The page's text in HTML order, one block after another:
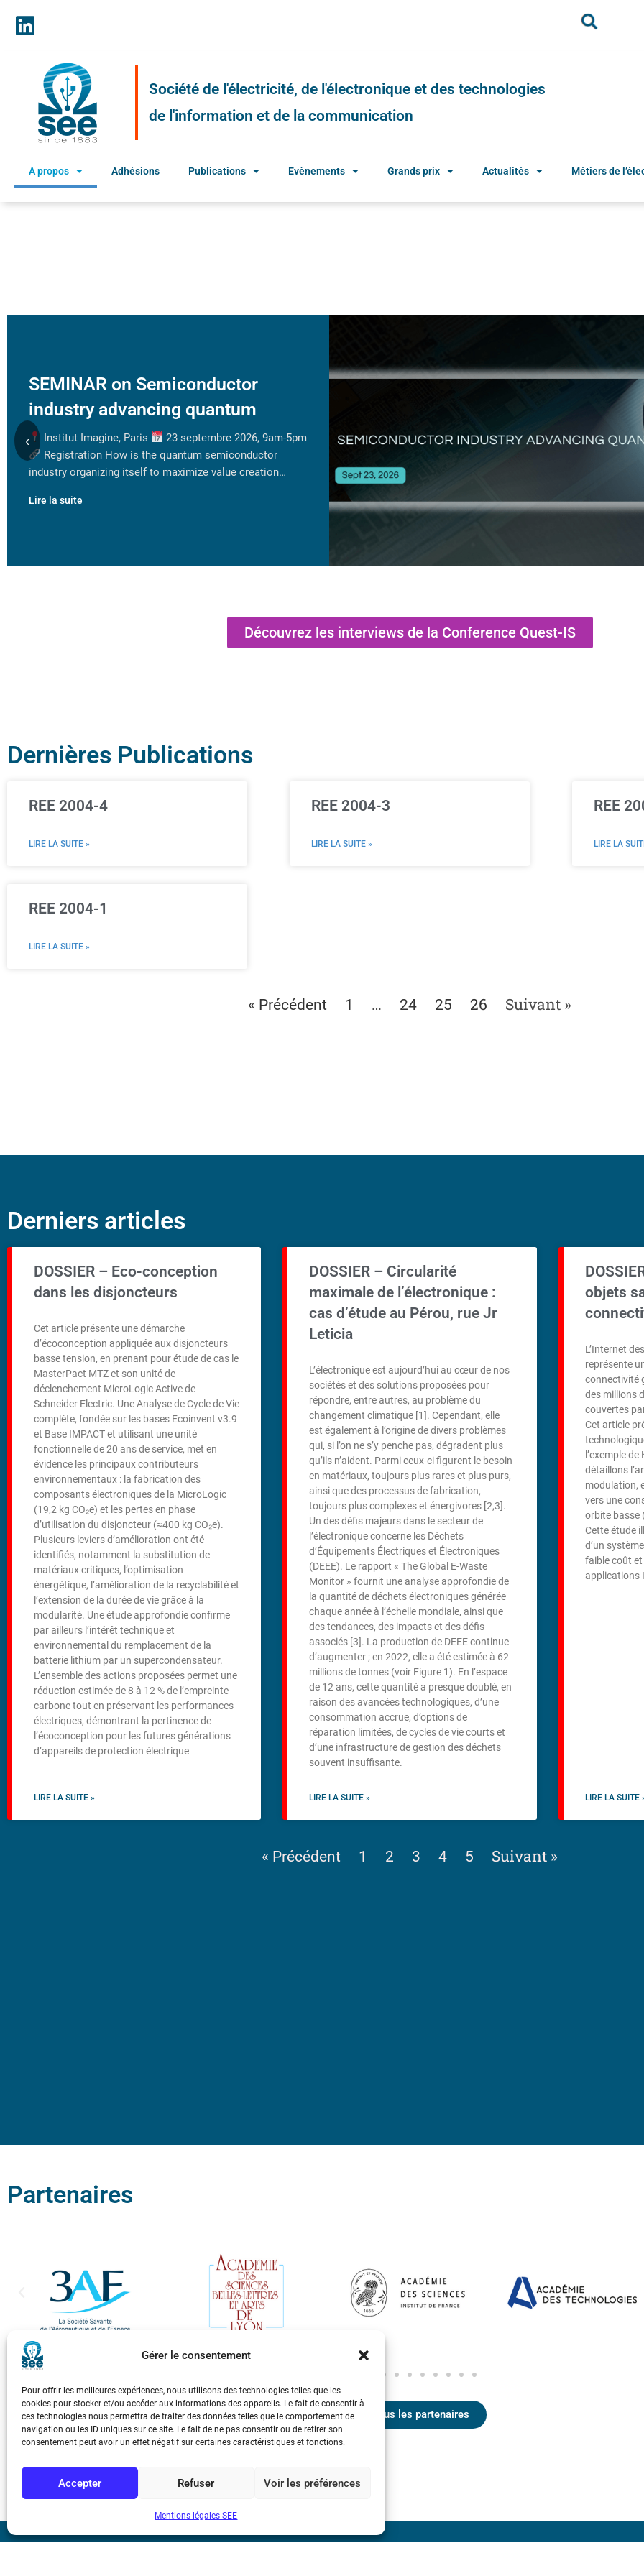
Gérer le consentement
Pour offrir les meilleures expériences, nous utilisons des technologies telles que les
cookies pour stocker et/ou accéder aux informations des appareils. Le fait de consentir à
ces technologies nous permettra de traiter des données telles que le comportement de
navigation ou les ID uniques sur ce site. Le fait de ne pas consentir ou de retirer son
consentement peut avoir un effet négatif sur certaines caractéristiques et fonctions.
Accepter Refuser Voir les préférences
Mentions légales-SEE
Société de l'électricité, de l'électronique et des technologies
de l'information et de la communication
A propos Adhésions Publications Evènements Grands prix Actualités Métiers de
SEMINAR on Semiconductor
industry advancing quantum
Institut Imagine, Paris
23 septembre 2026, 9am-5pm
Registration How is the quantum semiconductor
industry organizing itself to maximize value creation…
Lire la suite
‹
Découvrez les interviews de la Conference Quest-IS
Dernières Publications
REE 2004-4
LIRE LA SUITE »
REE 2004-3
LIRE LA SUITE »
REE
LIRE LA
REE 2004-1
LIRE LA SUITE »
« Précédent 1 … 24 25 26 Suivant »
Derniers articles
DOSSIER – Eco-conception
dans les disjoncteurs
Cet article présente une démarche
d’écoconception appliquée aux disjoncteurs
basse tension, en prenant pour étude de cas le
MasterPact MTZ et son unité de
déclenchement MicroLogic Active de
Schneider Electric. Une Analyse de Cycle de Vie
complète, fondée sur les bases Ecoinvent v3.9
et Base IMPACT et utilisant une unité
fonctionnelle de 20 ans de service, met en
évidence les principaux contributeurs
environnementaux : la fabrication des
composants électroniques de la MicroLogic
(19,2 kg CO₂e) et les pertes en phase
d’utilisation du disjoncteur (≈400 kg CO₂e).
Plusieurs leviers d’amélioration ont été
identifiés, notamment la substitution de
matériaux critiques, l’optimisation
énergétique, l’amélioration de la recyclabilité et
l’extension de la durée de vie grâce à la
modularité. Une étude approfondie confirme
par ailleurs l’intérêt technique et
environnemental du remplacement de la
batterie lithium par un supercondensateur.
L’ensemble des actions proposées permet une
réduction estimée de 8 à 12 % de l’empreinte
carbone tout en préservant les performances
électriques, démontrant la pertinence de
l’écoconception pour les futures générations
d’appareils de protection électrique
LIRE LA SUITE »
DOSSIER – Circularité
maximale de l’électronique :
cas d’étude au Pérou, rue Jr
Leticia
L’électronique est aujourd’hui au cœur de nos
sociétés et des solutions proposées pour
répondre, entre autres, au problème du
changement climatique [1]. Cependant, elle
est également à l’origine de divers problèmes
qui, si l’on ne s’y penche pas, dégradent plus
qu’ils n’aident. Parmi ceux-ci figurent le besoin
en matériaux, toujours plus rares et plus purs,
ainsi que des processus de fabrication,
toujours plus complexes et énergivores [2,3].
Un des défis majeurs dans le secteur de
l’électronique concerne les Déchets
d’Équipements Électriques et Électroniques
(DEEE). Le rapport « The Global E-Waste
Monitor » fournit une analyse approfondie de
la quantité de déchets électroniques générée
chaque année à l’échelle mondiale, ainsi que
des tendances, des impacts et des défis
associés [3]. La production de DEEE continue
d’augmenter ; en 2022, elle a été estimée à 62
millions de tonnes (voir Figure 1). En l’espace
de 12 ans, cette quantité a presque doublé, en
raison des avancées technologiques, d’une
consommation accrue, d’options de
réparation limitées, de cycles de vie courts et
d’une infrastructure de gestion des déchets
souvent insuffisante.
LIRE LA SUITE »
objets
L’Internet
représente
connectivité
des millions
couvertes
Cet article
l’exemple
détaillons
modulation,
vers une
orbite basse
Cette étude
d’un
faible coût
applications
LIRE LA SUITE
« Précédent 1 2 3 4 5 Suivant »
Partenaires
Voir tous les partenaires